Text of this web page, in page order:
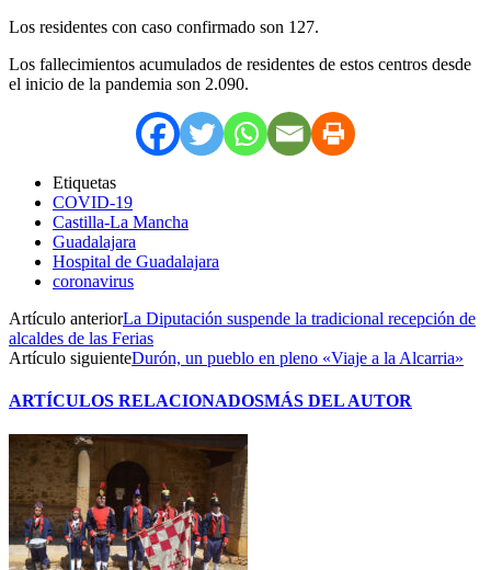
Los residentes con caso confirmado son 127.
Los fallecimientos acumulados de residentes de estos centros desde
el inicio de la pandemia son 2.090.
Etiquetas
COVID-19
Castilla-La Mancha
Guadalajara
Hospital de Guadalajara
coronavirus
Artículo anteriorLa Diputación suspende la tradicional recepción de
alcaldes de las Ferias
Artículo siguienteDurón, un pueblo en pleno «Viaje a la Alcarria»
ARTÍCULOS RELACIONADOSMÁS DEL AUTOR